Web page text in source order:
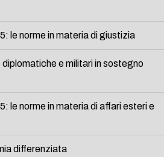
le norme in materia di giustizia
e militari in sostegno
le norme in materia di affari esteri e
differenziata